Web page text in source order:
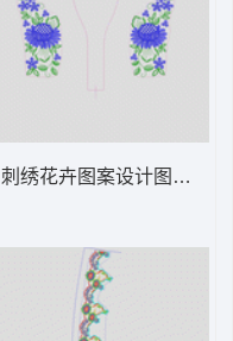
前幅
刺绣花卉图案设计图 经典